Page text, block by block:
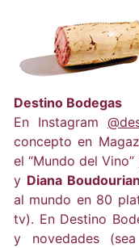
Destino Bodegas
En Instagram
concepto en
el “Mundo del
y Diana Boudourian
al mundo en 80
tv). En Destino
y novedades